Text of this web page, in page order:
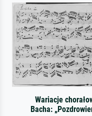
Wariacje
Bacha: